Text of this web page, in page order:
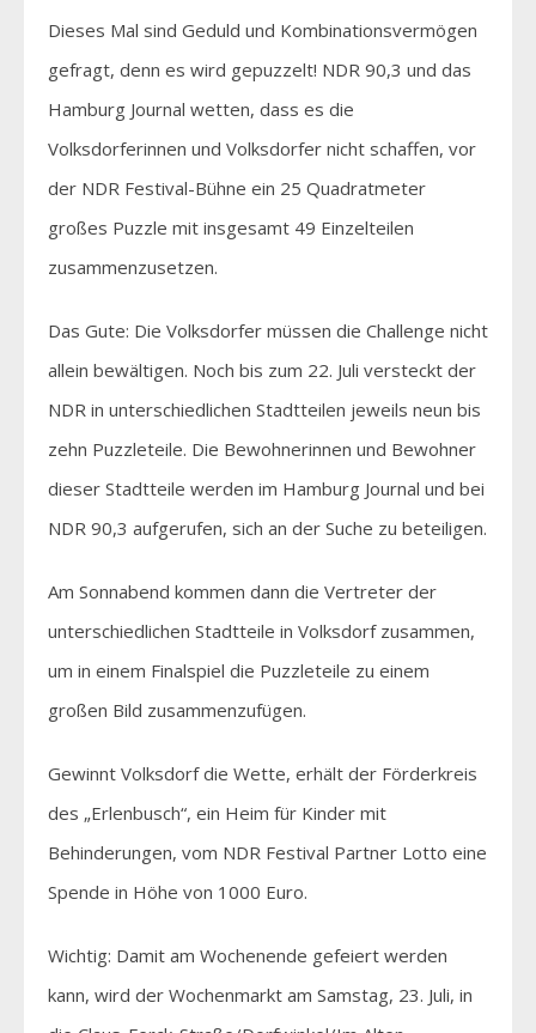
Dieses Mal sind Geduld und Kombinationsvermögen
gefragt, denn es wird gepuzzelt! NDR 90,3 und das
Hamburg Journal wetten, dass es die
Volksdorferinnen und Volksdorfer nicht schaffen, vor
der NDR Festival-Bühne ein 25 Quadratmeter
großes Puzzle mit insgesamt 49 Einzelteilen
zusammenzusetzen.
Das Gute: Die Volksdorfer müssen die Challenge nicht
allein bewältigen. Noch bis zum 22. Juli versteckt der
NDR in unterschiedlichen Stadtteilen jeweils neun bis
zehn Puzzleteile. Die Bewohnerinnen und Bewohner
dieser Stadtteile werden im Hamburg Journal und bei
NDR 90,3 aufgerufen, sich an der Suche zu beteiligen.
Am Sonnabend kommen dann die Vertreter der
unterschiedlichen Stadtteile in Volksdorf zusammen,
um in einem Finalspiel die Puzzleteile zu einem
großen Bild zusammenzufügen.
Gewinnt Volksdorf die Wette, erhält der Förderkreis
des „Erlenbusch“, ein Heim für Kinder mit
Behinderungen, vom NDR Festival Partner Lotto eine
Spende in Höhe von 1000 Euro.
Wichtig: Damit am Wochenende gefeiert werden
kann, wird der Wochenmarkt am Samstag, 23. Juli, in